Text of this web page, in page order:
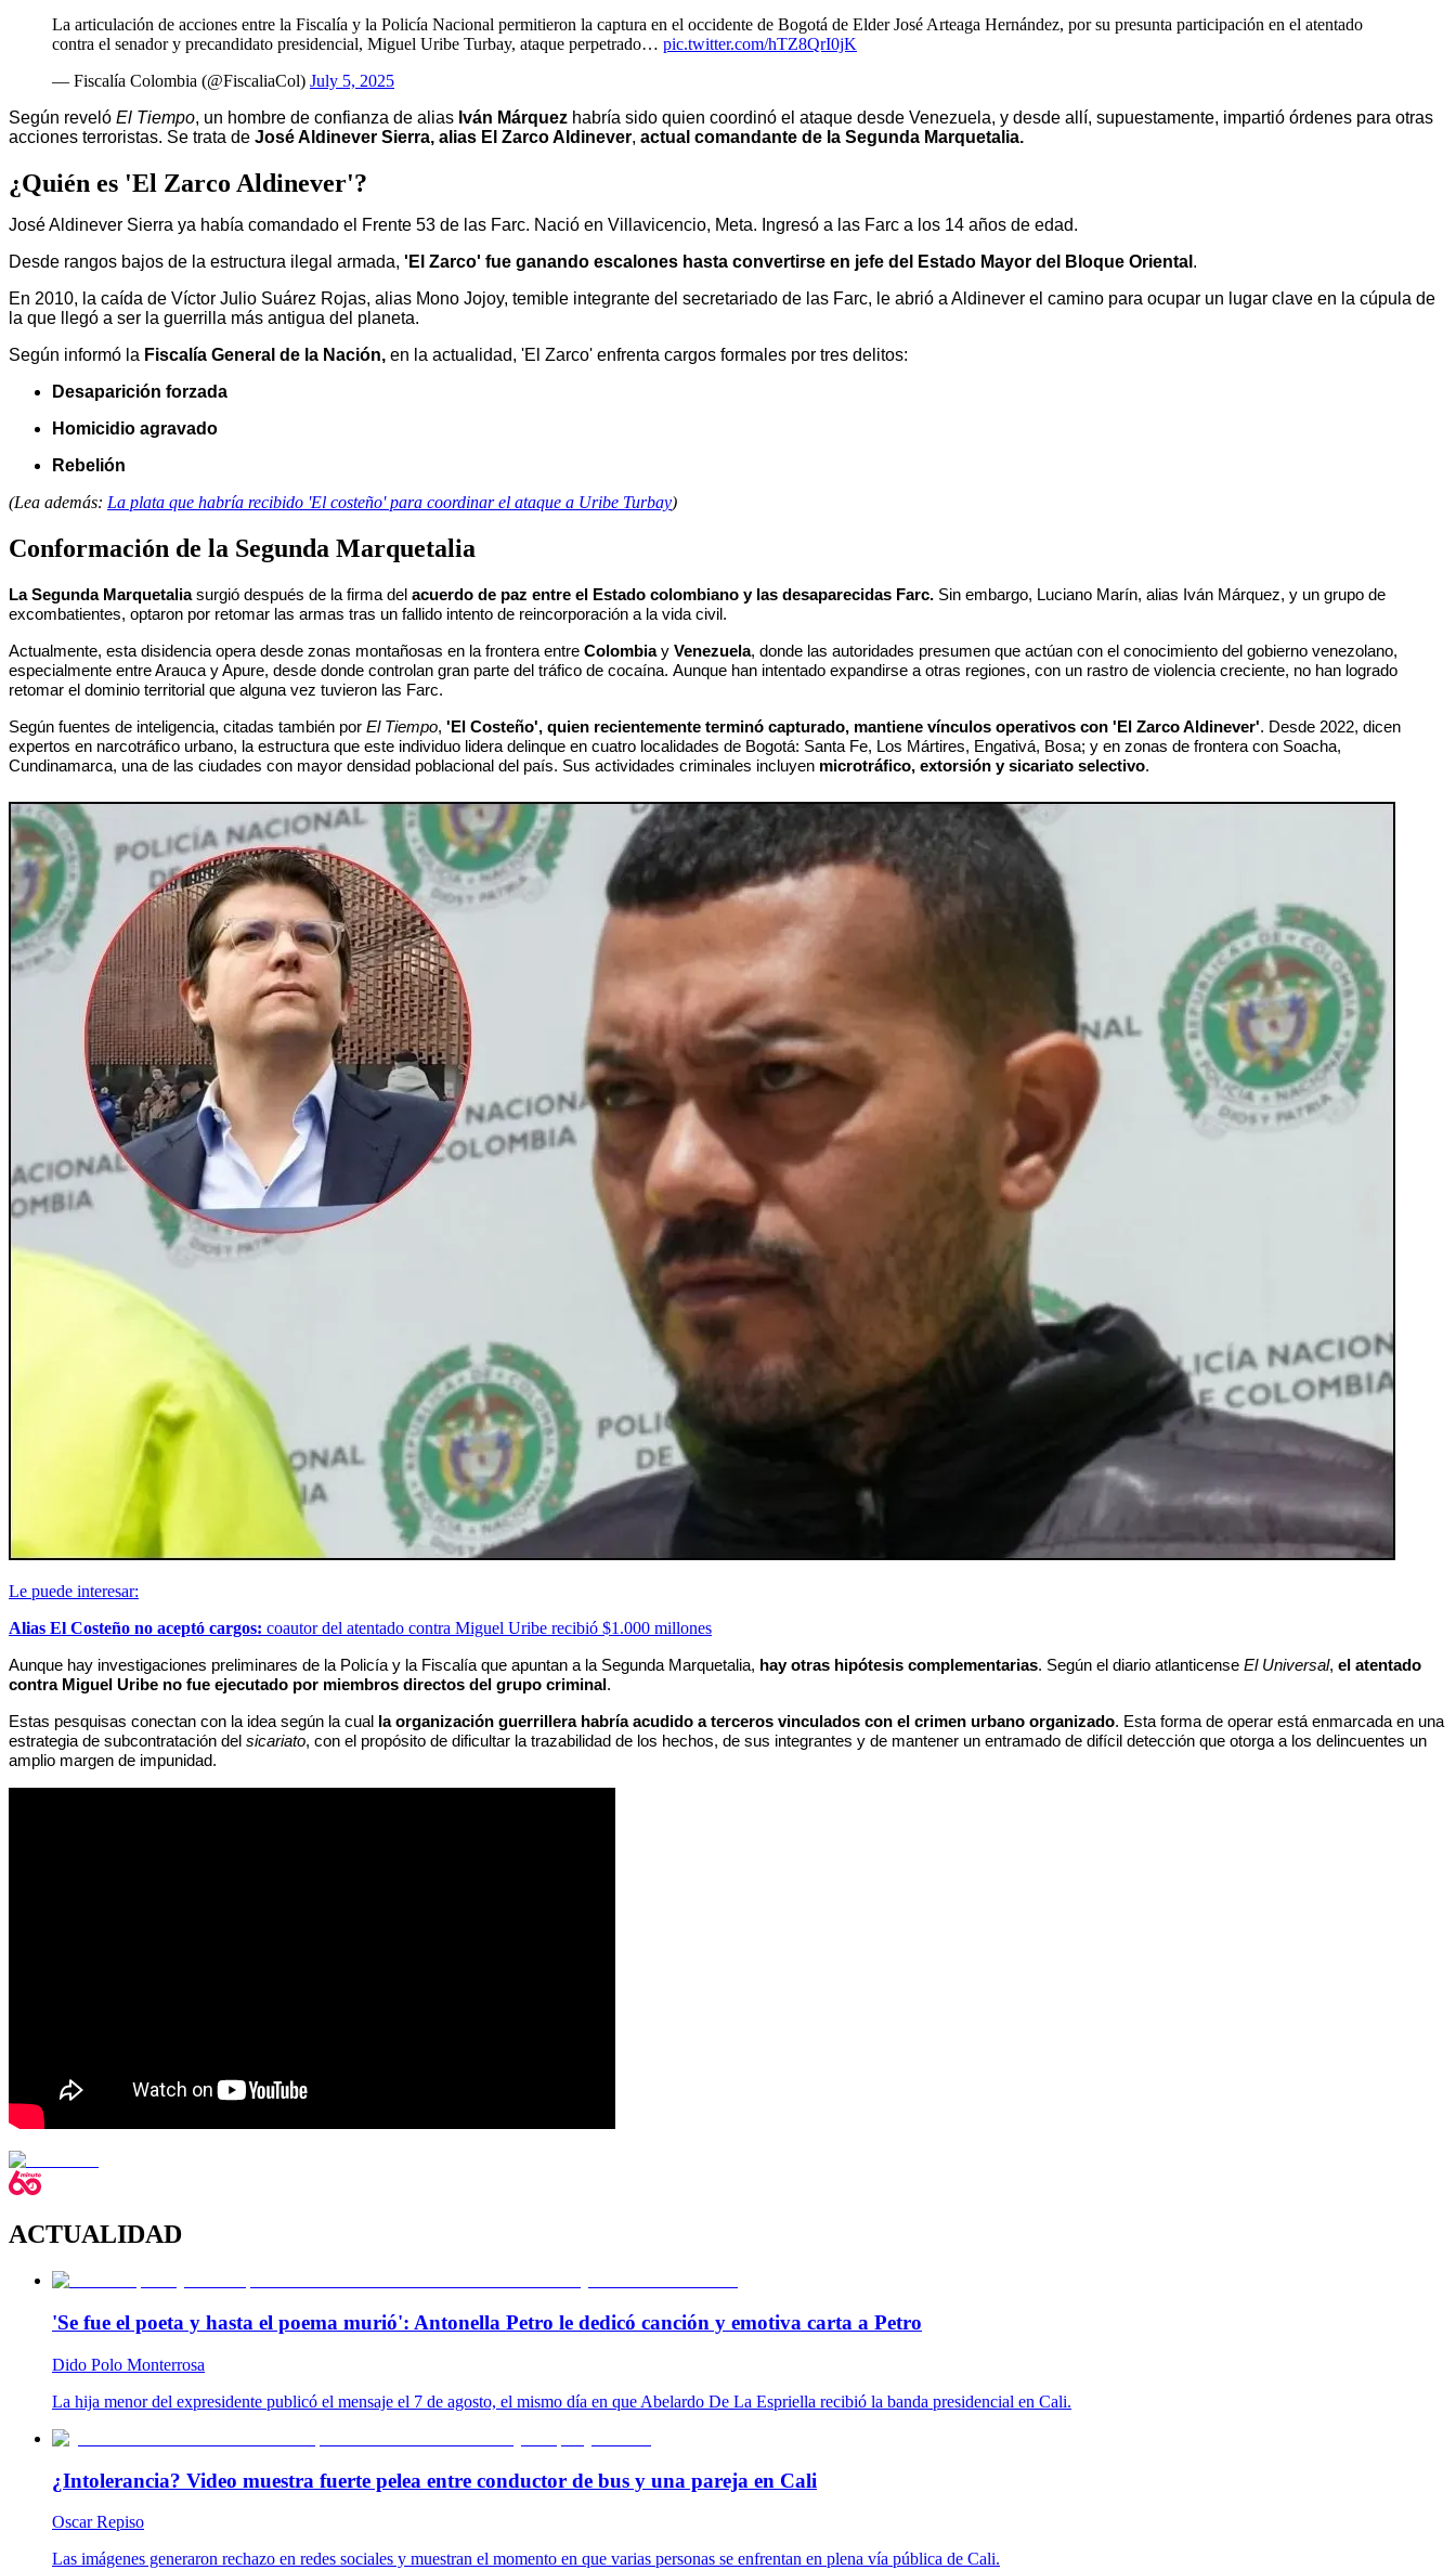
La articulación de acciones entre la Fiscalía y la Policía Nacional permitieron la captura en el occidente de Bogotá de Elder José Arteaga Hernández, por su presunta participación en el atentado
contra el senador y precandidato presidencial, Miguel Uribe Turbay, ataque perpetrado… pic.twitter.com/hTZ8QrI0jK
— Fiscalía Colombia (@FiscaliaCol) July 5, 2025
Según reveló El Tiempo, un hombre de confianza de alias Iván Márquez habría sido quien coordinó el ataque desde Venezuela, y desde allí, supuestamente, impartió órdenes para otras
acciones terroristas. Se trata de José Aldinever Sierra, alias El Zarco Aldinever, actual comandante de la Segunda Marquetalia.
¿Quién es 'El Zarco Aldinever'?
José Aldinever Sierra ya había comandado el Frente 53 de las Farc. Nació en Villavicencio, Meta. Ingresó a las Farc a los 14 años de edad.
Desde rangos bajos de la estructura ilegal armada, 'El Zarco' fue ganando escalones hasta convertirse en jefe del Estado Mayor del Bloque Oriental .
En 2010, la caída de Víctor Julio Suárez Rojas, alias Mono Jojoy, temible integrante del secretariado de las Farc, le abrió a Aldinever el camino para ocupar un lugar clave en la cúpula de
la que llegó a ser la guerrilla más antigua del planeta.
Según informó la Fiscalía General de la Nación, en la actualidad, 'El Zarco' enfrenta cargos formales por tres delitos:
Desaparición forzada
Homicidio agravado
Rebelión
(Lea además: La plata que habría recibido 'El costeño' para coordinar el ataque a Uribe Turbay)
Conformación de la Segunda Marquetalia
La Segunda Marquetaliasurgió después de la firma del acuerdo de paz entre el Estado colombiano y las desaparecidas Farc. Sin embargo, Luciano Marín, alias Iván Márquez, y un grupo de
excombatientes, optaron por retomar las armas tras un fallido intento de reincorporación a la vida civil.
Actualmente, esta disidencia opera desde zonas montañosas en la frontera entre Colombiay Venezuela, donde las autoridades presumen que actúan con el conocimiento del gobierno venezolano,
especialmente entre Arauca y Apure, desde donde controlan gran parte del tráfico de cocaína. Aunque han intentado expandirse a otras regiones, con un rastro de violencia creciente, no han logrado
retomar el dominio territorial que alguna vez tuvieron las Farc.
Según fuentes de inteligencia, citadas también por El Tiempo, 'El Costeño', quien recientemente terminó capturado, mantiene vínculos operativos con 'El Zarco Aldinever'. Desde 2022, dicen
expertos en narcotráfico urbano, la estructura que este individuo lidera delinque en cuatro localidades de Bogotá: Santa Fe, Los Mártires, Engativá, Bosa; y en zonas de frontera con Soacha,
Cundinamarca, una de las ciudades con mayor densidad poblacional del país. Sus actividades criminales incluyen microtráfico, extorsión y sicariato selectivo.
Le puede interesar:
Alias El Costeño no aceptó cargos: coautor del atentado contra Miguel Uribe recibió $1.000 millones
Aunque hay investigaciones preliminares de la Policía y la Fiscalía que apuntan a la Segunda Marquetalia, hay otras hipótesis complementarias. Según el diario atlanticense El Universal, el atentado
contra Miguel Uribe no fue ejecutado por miembros directos del grupo criminal.
Estas pesquisas conectan con la idea según la cual la organización guerrillera habría acudido a terceros vinculados con el crimen urbano organizado. Esta forma de operar está enmarcada en una
estrategia de subcontratación del sicariato, con el propósito de dificultar la trazabilidad de los hechos, de sus integrantes y de mantener un entramado de difícil detección que otorga a los delincuentes un
amplio margen de impunidad.
ACTUALIDAD
'Se fue el poeta y hasta el poema murió': Antonella Petro le dedicó canción y emotiva carta a Petro
Dido Polo Monterrosa
La hija menor del expresidente publicó el mensaje el 7 de agosto, el mismo día en que Abelardo De La Espriella recibió la banda presidencial en Cali.
¿Intolerancia? Video muestra fuerte pelea entre conductor de bus y una pareja en Cali
Oscar Repiso
Las imágenes generaron rechazo en redes sociales y muestran el momento en que varias personas se enfrentan en plena vía pública de Cali.